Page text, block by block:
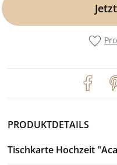
PRODUKTDETAILS
Tischkarte Hochzeit